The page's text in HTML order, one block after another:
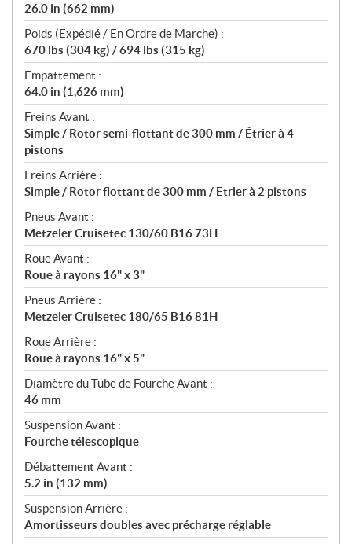
26.0 in (662 mm)
Poids (Expédié / En Ordre de Marche) :
670 lbs (304 kg) / 694 lbs (315 kg)
Empattement :
64.0 in (1,626 mm)
Freins Avant :
Simple / Rotor semi-flottant de 300 mm / Étrier à 4
pistons
Freins Arrière :
Simple / Rotor flottant de 300 mm / Étrier à 2 pistons
Pneus Avant :
Metzeler Cruisetec 130/60 B16 73H
Roue Avant :
Roue à rayons 16" x 3"
Pneus Arrière :
Metzeler Cruisetec 180/65 B16 81H
Roue Arrière :
Roue à rayons 16" x 5"
Diamètre du Tube de Fourche Avant :
46 mm
Suspension Avant :
Fourche télescopique
Débattement Avant :
5.2 in (132 mm)
Suspension Arrière :
Amortisseurs doubles avec précharge réglable